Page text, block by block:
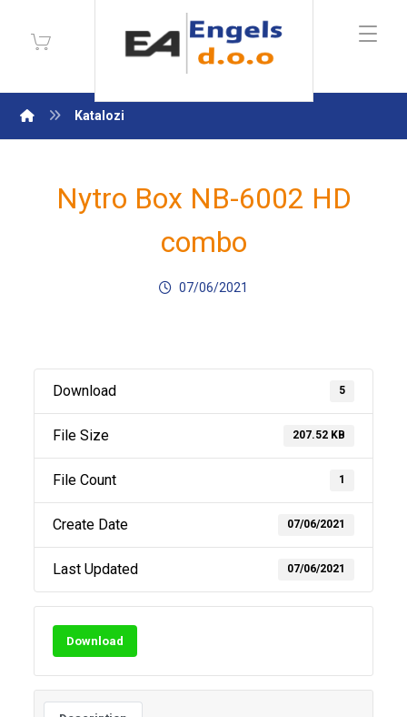
Katalozi
Nytro Box NB-6002 HD
combo
07/06/2021
Download 5
File Size 207.52 KB
File Count 1
Create Date 07/06/2021
Last Updated 07/06/2021
Download